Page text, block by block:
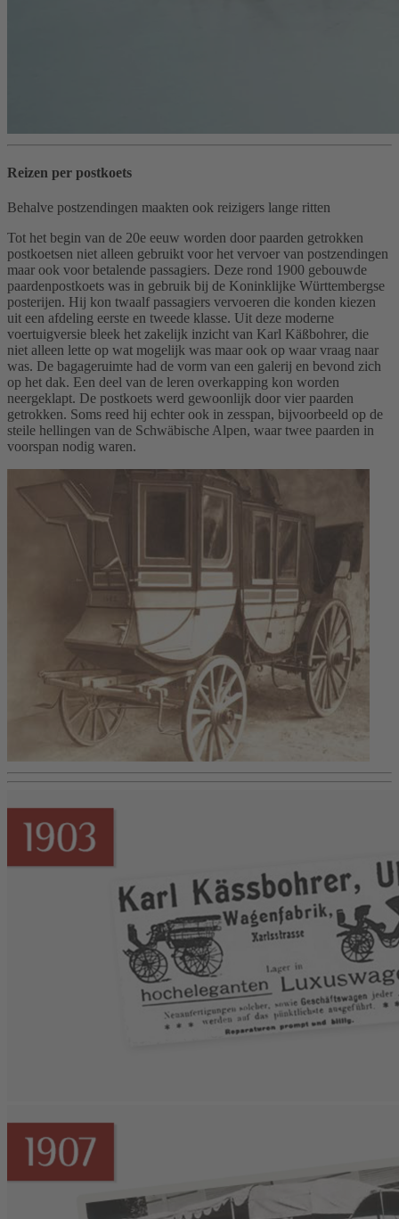
Reizen per postkoets
Behalve postzendingen maakten ook reizigers lange ritten
Tot het begin van de 20e eeuw worden door paarden getrokken
postkoetsen niet alleen gebruikt voor het vervoer van postzendingen
maar ook voor betalende passagiers. Deze rond 1900 gebouwde
paardenpostkoets was in gebruik bij de Koninklijke Württembergse
posterijen. Hij kon twaalf passagiers vervoeren die konden kiezen
uit een afdeling eerste en tweede klasse. Uit deze moderne
voertuigversie bleek het zakelijk inzicht van Karl Käßbohrer, die
niet alleen lette op wat mogelijk was maar ook op waar vraag naar
was. De bagageruimte had de vorm van een galerij en bevond zich
op het dak. Een deel van de leren overkapping kon worden
neergeklapt. De postkoets werd gewoonlijk door vier paarden
getrokken. Soms reed hij echter ook in zesspan, bijvoorbeeld op de
steile hellingen van de Schwäbische Alpen, waar twee paarden in
voorspan nodig waren.